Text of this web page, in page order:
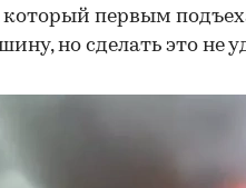
первым
но сделать это не